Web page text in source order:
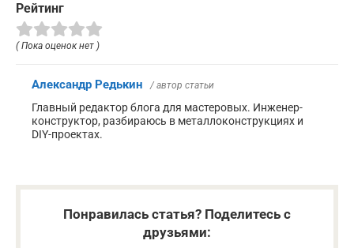
Рейтинг
( Пока оценок нет )
Александр Редькин / автор статьи
Главный редактор блога для мастеровых. Инженер-
конструктор, разбираюсь в металлоконструкциях и
DIY-проектах.
Понравилась статья? Поделитесь с
друзьями: